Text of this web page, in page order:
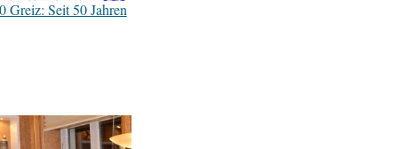
Greiz: Seit 50 Jahren